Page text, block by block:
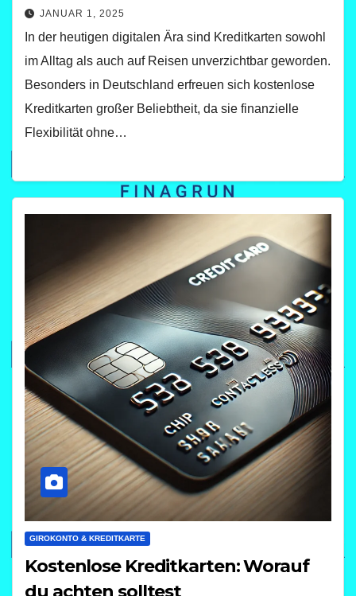
JANUAR 1, 2025
In der heutigen digitalen Ära sind Kreditkarten sowohl
im Alltag als auch auf Reisen unverzichtbar geworden.
Besonders in Deutschland erfreuen sich kostenlose
Kreditkarten großer Beliebtheit, da sie finanzielle
Flexibilität ohne…
GIROKONTO & KREDITKARTE
Kostenlose Kreditkarten: Worauf
du achten solltest